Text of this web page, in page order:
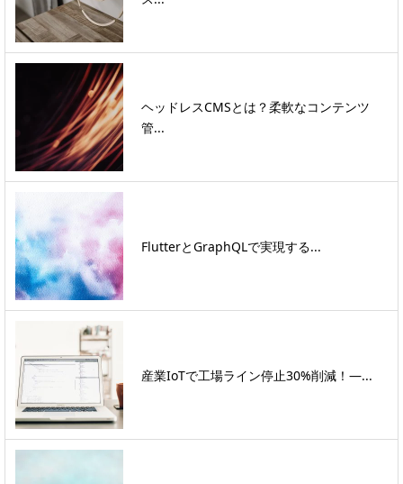
ヘッドレスCMSとは？柔軟なコンテンツ
管...
FlutterとGraphQLで実現する...
産業IoTで工場ライン停止30%削減！―...